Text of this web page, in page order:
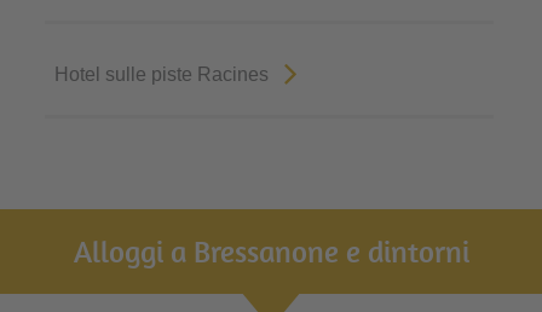
Hotel sulle piste Racines
Alloggi a Bressanone e dintorni